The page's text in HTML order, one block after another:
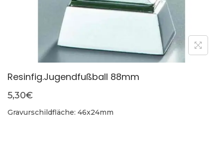
Resinfig.Jugendfußball 88mm
5,30€
Gravurschildfläche: 46x24mm